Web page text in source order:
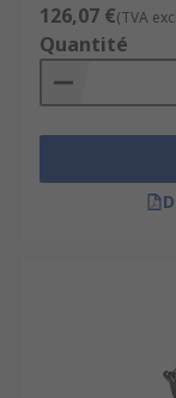
126,07 €(TVA
Quantité